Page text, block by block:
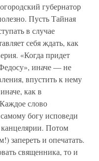
губернатор
Пусть Тайная
в случае
себя ждать, как
«Когда придет
иначе — не
впустить к нему
как в
слово
богу исповеди
Потом
и опечатать.
священника, то и